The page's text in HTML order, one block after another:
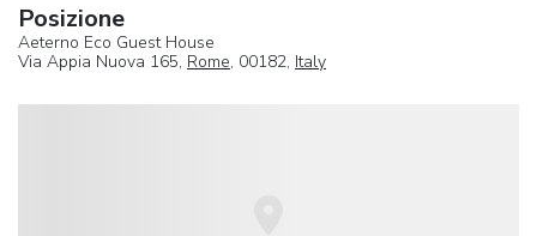
Posizione
Aeterno Eco Guest House
Via Appia Nuova 165, Rome, 00182, Italy